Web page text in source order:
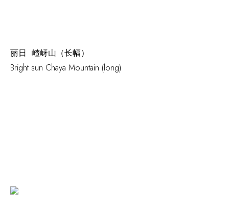
丽日 嵖岈山（长幅）
Bright sun Chaya Mountain (long)